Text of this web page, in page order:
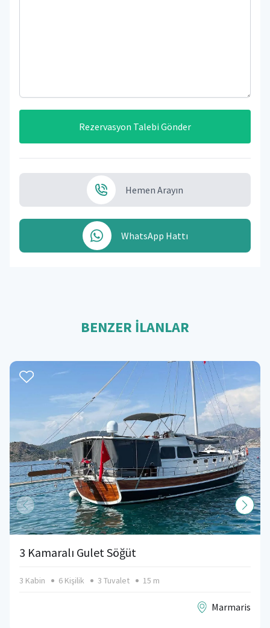
Rezervasyon Talebi Gönder
Hemen Arayın
WhatsApp Hattı
BENZER İLANLAR
3 Kamaralı Gulet Söğüt
3 Kabin 6 Kişilik 3 Tuvalet 15 m
Marmaris